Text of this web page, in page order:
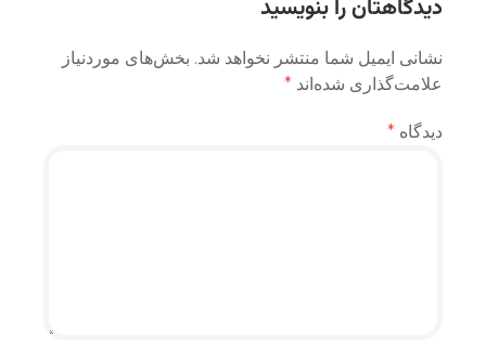
دیدگاهتان را بنویسید
نشانی ایمیل شما منتشر نخواهد شد. بخش‌های موردنیاز
علامت‌گذاری شده‌اند *
دیدگاه *